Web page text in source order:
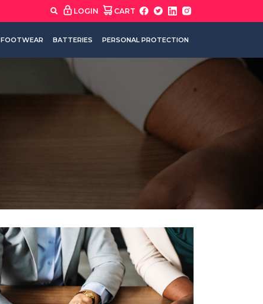
LOGIN CART
FOOTWEAR BATTERIES PERSONAL PROTECTION